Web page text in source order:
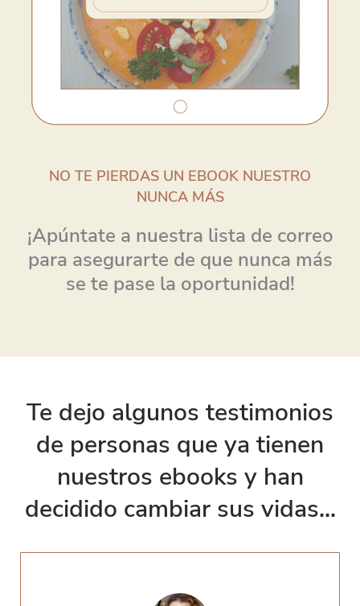
NO TE PIERDAS UN EBOOK NUESTRO
NUNCA MÁS
¡Apúntate a nuestra lista de correo
para asegurarte de que nunca más
se te pase la oportunidad!
Te dejo algunos testimonios
de personas que ya tienen
nuestros ebooks y han
decidido cambiar sus vidas...